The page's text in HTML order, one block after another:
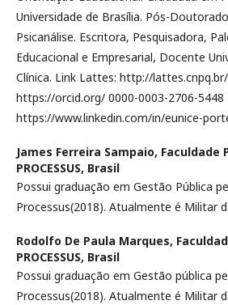
Universidade de Brasília. Pós-
Psicanálise. Escritora, Pesquisadora,
Educacional e Empresarial, Docente
Clínica. Link Lattes: http://
https://orcid.org/ 0000-0003-2706-5448
https://www.linkedin.com/in/eunice-
James Ferreira Sampaio, Faculdade
PROCESSUS, Brasil
Possui graduação em Gestão Pública
Processus(2018). Atualmente é Militar
Rodolfo De Paula Marques,
PROCESSUS, Brasil
Possui graduação em Gestão pública
Processus(2018). Atualmente é Militar